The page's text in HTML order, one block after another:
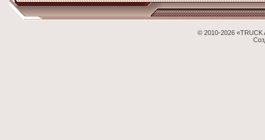
© 2010-2026